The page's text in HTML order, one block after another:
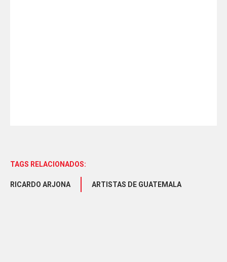
TAGS RELACIONADOS:
RICARDO ARJONA ARTISTAS DE GUATEMALA